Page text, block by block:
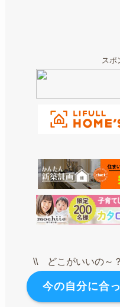
スポ
\\ どこがいいの～
今の自分に合